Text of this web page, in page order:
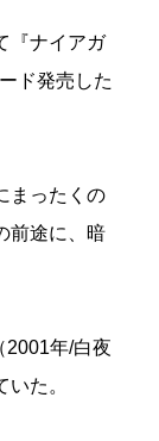
『ナイアガ
ド発売した
まったくの
前途に、暗
2001年/白夜
た。